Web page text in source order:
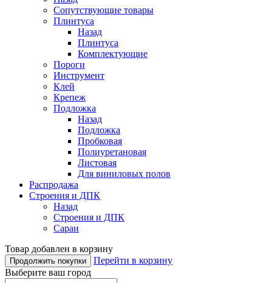
Сопутствующие товары
Плинтуса
Назад
Плинтуса
Комплектующие
Пороги
Инструмент
Клей
Крепеж
Подложка
Назад
Подложка
Пробковая
Полиуретановая
Листовая
Для виниловых полов
Распродажа
Строения и ДПК
Назад
Строения и ДПК
Сараи
Товар добавлен в корзину
Продолжить покупки
Перейти в корзину
Выберите ваш город